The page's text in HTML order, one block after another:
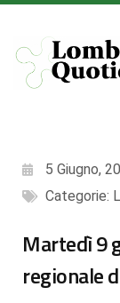
5 Giugno,
Categorie:
Martedì 9
regionale